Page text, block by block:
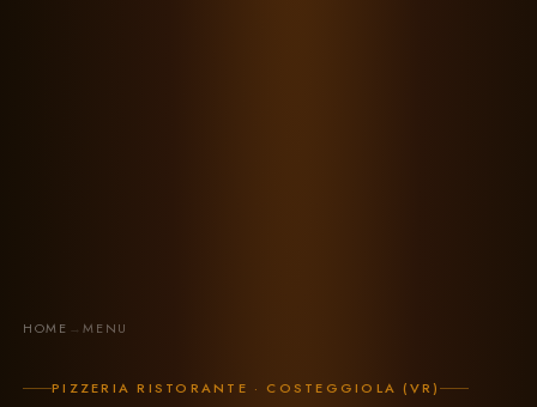
HOME →MENU
PIZZERIA RISTORANTE · COSTEGGIOLA (VR)